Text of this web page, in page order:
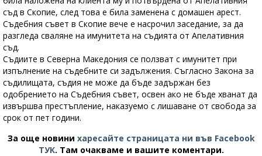
съд в Скопие, след това е била заменена с домашен арест.
Съдебния съвет в Скопие вече е насрочил заседание, за да
разгледа сваляне на имунитета на съдията от Апелативния
съд.
Съдиите в Северна Македония се ползват с имунитет при
изпълнение на съдебните си задължения. Съгласно Закона за
съдилищата, съдия не може да бъде задържан без
одобрението на Съдебния съвет, освен ако не бъде хванат да
извършва престъпление, наказуемо с лишаване от свобода за
срок от пет години.
За още новини харесайте страницата ни във Facebook
ТУК. Там очакваме и вашите коментари.